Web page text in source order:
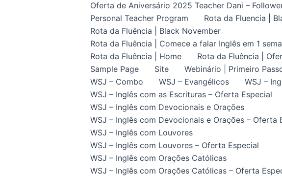
Oferta de Aniversário 2025 Teacher Dani –
Personal Teacher Program
Rota da Fluencia |
Rota da Fluência | Black November
Rota da Fluência | Comece a falar Inglês em 1
Rota da Fluência | Home
Rota da Fluência |
Sample Page
Site Webinário | Primeiro
WSJ – Combo
WSJ – Evangélicos
WSJ –
WSJ – Inglês com as Escrituras – Oferta Especial
WSJ – Inglês com Devocionais e Orações
WSJ – Inglês com Devocionais e Orações – Oferta
WSJ – Inglês com Louvores
WSJ – Inglês com Louvores – Oferta Especial
WSJ – Inglês com Orações Católicas
WSJ – Inglês com Orações Católicas – Oferta